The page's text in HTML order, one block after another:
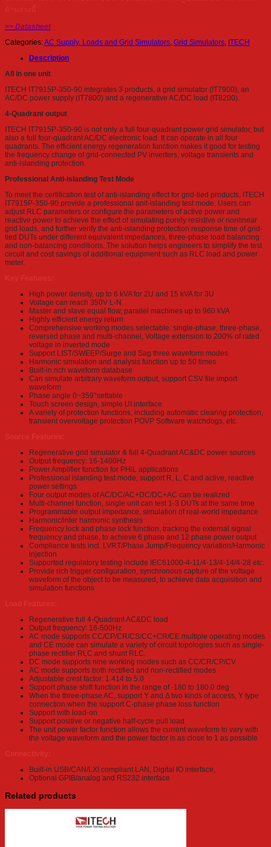
>> Datasheet
Categories:AC Supply, Loads and Grid Simulators, Grid Simulators, ITECH
Description
All in one unit
ITECH IT7915P-350-90 integrates 3 products, a grid simulator (IT7900), an
AC/DC power supply (IT7800) and a regenerative AC/DC load (IT8200).
4-Quadrant output
ITECH IT7915P-350-90 is not only a full four-quadrant power grid simulator, but
also a full four-quadrant AC/DC electronic load. It can operate in all four
quadrants. The efficient energy regeneration function makes it good for testing
the frequency change of grid-connected PV inverters, voltage transients and
anti-islanding protection.
Professional Anti-islanding Test Mode
To meet the certification test of anti-islanding effect for grid-tied products, ITECH
IT7915P-350-90 provide a professional anit-islanding test mode. Users can
adjust RLC parameters or configure the parameters of active power and
reactive power to achieve the effect of simulating purely resistive or nonlinear
grid loads, and further verify the anti-islanding protection response time of grid-
tied DUTs under different equivalent impedances, three-phase load balancing
and non-balancing conditions. The solution helps engineers to simplify the test
circuit and cost savings of additional equipment such as RLC load and power
meter.
High power density, up to 6 kVA for 2U and 15 kVA for 3U
Voltage can reach 350V L-N
Master and slave equal flow, parallel machines up to 960 kVA
Highly efficient energy return
Comprehensive working modes selectable: single-phase, three-phase,
reversed phase and multi-channel, Voltage extension to 200% of rated
voltage in inverted mode
Support LIST/SWEEP/Surge and Sag three waveform modes
Harmonic simulation and analysis function up to 50 times
Built-in rich waveform database
Can simulate arbitrary waveform output, support CSV file import
waveform
Phase angle 0~359°settable
Touch screen design, simple UI interface
A variety of protection functions, including automatic clearing protection,
transient overvoltage protection POVP Software watchdogs, etc.
Regenerative grid simulator & full 4-Quadrant AC&DC power sources
Output frequency: 16-1400Hz
Power Amplifier function for PHiL applications
Professional islanding test mode, support R, L, C and active, reactive
power settings
Four output modes of AC/DC/AC+DC/DC+AC can be realized
Multi-channel function, single unit can test 1-3 DUTs at the same time
Programmable output impedance, simulation of real-world impedance
Harmonic/inter harmonic synthesis
Frequency lock and phase lock function, tracking the external signal
frequency and phase, to achieve 6 phase and 12 phase power output
Compliance tests incl. LVRT/Phase Jump/Frequency variation/Harmonic
injection
Supported regulatory testing include IEC61000-4-11/4-13/4-14/4-28 etc.
Provide rich trigger configuration, synchronous capture of the voltage
waveform of the object to be measured, to achieve data acquisition and
simulation functions
Regenerative full 4-Quadrant AC&DC load
Output frequency: 16-500Hz
AC mode supports CC/CP/CR/CS/CC+CR/CE multiple operating modes
and CE mode can simulate a variety of circuit topologies such as single-
phase rectifier RLC and shunt RLC.
DC mode supports nine working modes such as CC/CR/CP/CV
AC mode supports both rectified and non-rectified modes
Adjustable crest factor: 1.414 to 5.0
Support phase shift function in the range of -180 to 180.0 deg
When the three-phase AC, support Y and Δ two kinds of access, Y type
connection when the support C-phase phase loss function
Support with load-on
Support positive or negative half-cycle pull load
The unit power factor function allows the current waveform to vary with
the voltage waveform and the power factor is as close to 1 as possible
Built-in USB/CAN/LXI compliant LAN, Digital IO interface,
Optional GPIB/analog and RS232 interface
Related products